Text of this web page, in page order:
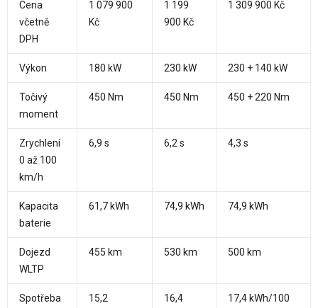
Cena
včetně
DPH
1 079 900
Kč
1 199
900 Kč
1 309 900 Kč
Výkon 180 kW 230 kW 230 + 140 kW
Točivý
moment
450 Nm 450 Nm 450 + 220 Nm
Zrychlení
0 až 100
km/h
6,9 s 6,2 s 4,3 s
Kapacita
baterie
61,7 kWh 74,9 kWh 74,9 kWh
Dojezd
WLTP
455 km 530 km 500 km
Spotřeba
15,2
16,4
17,4 kWh/100